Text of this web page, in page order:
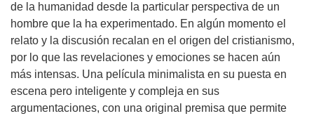
de la humanidad desde la particular perspectiva de un
hombre que la ha experimentado. En algún momento el
relato y la discusión recalan en el origen del cristianismo,
por lo que las revelaciones y emociones se hacen aún
más intensas. Una película minimalista en su puesta en
escena pero inteligente y compleja en sus
argumentaciones, con una original premisa que permite